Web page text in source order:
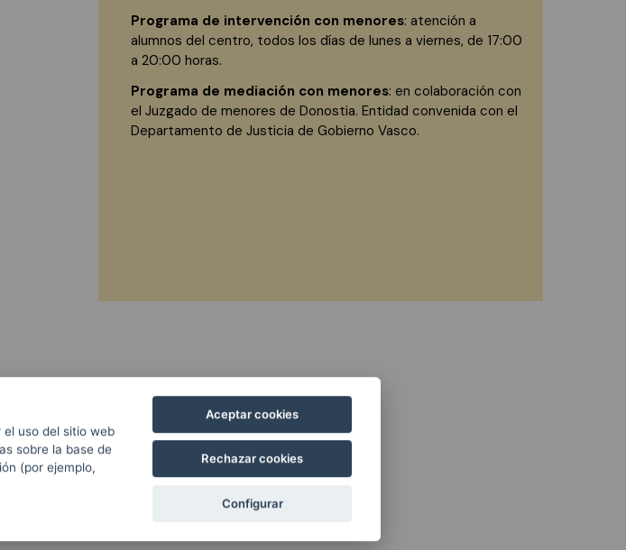
Programa de intervención con menores: atención a
alumnos del centro, todos los días de lunes a viernes, de 17:00
a 20:00 horas.
Programa de mediación con menores: en colaboración con
el Juzgado de menores de Donostia. Entidad convenida con el
Departamento de Justicia de Gobierno Vasco.
uso del sitio web
sobre la base de
(por ejemplo,
Aceptar cookies
Rechazar cookies
Configurar